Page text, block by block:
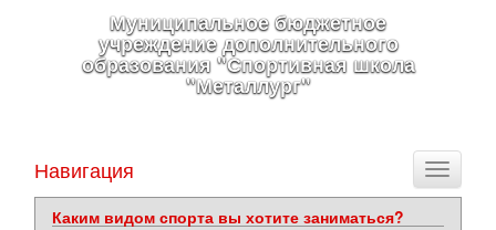
Муниципальное бюджетное
учреждение дополнительного
образования "Спортивная школа
"Металлург"
Toggle
Навигация
Каким видом спорта вы хотите заниматься?